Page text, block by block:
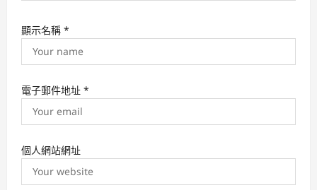
顯示名稱 *
電子郵件地址 *
個人網站網址